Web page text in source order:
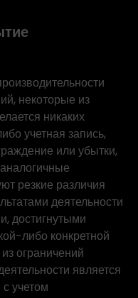
некоторые из
никаких
учетная запись,
или убытки,
резкие различия
деятельности
достигнутыми
либо конкретной
ограничений
является
учетом